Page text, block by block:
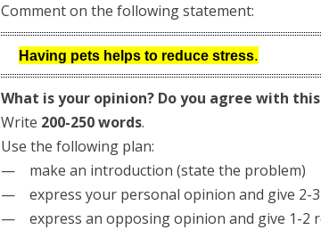
Comment on the following statement:
Having pets helps to reduce stress.
What is your opinion? Do you agree with
Write 200-250 words.
Use the following plan:
— make an introduction (state the problem)
— express your personal opinion and give 2-
— express an opposing opinion and give 1-2
За полгода вывожу
начального уровня на
уверенного общения,
выражения своих
Специализируюсь на